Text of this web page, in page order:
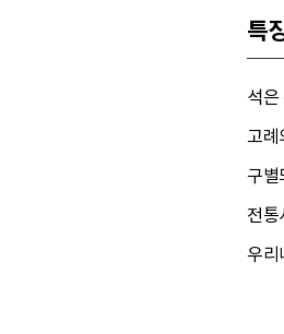
특
석은
고례
구별
전통
우리